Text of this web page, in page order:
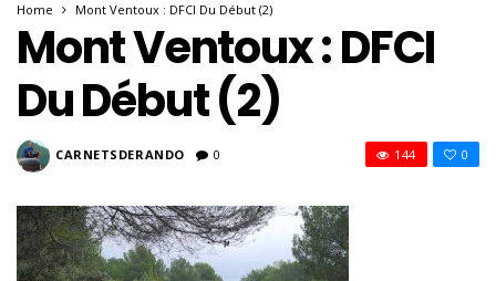
Home Mont Ventoux : DFCI Du Début (2)
Mont Ventoux : DFCI
Du Début (2)
CARNETSDERANDO 0 0
144